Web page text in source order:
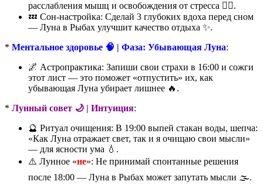
расслабления мышц и освобождения от стресса 🏊‍♂️.
💤 Сон-настройка: Сделай 3 глубоких вдоха перед сном
— Луна в Рыбах улучшит качество отдыха ✨.
* Ментальное здоровье 🧠 | Фаза: Убывающая Луна:
🌌 Астропрактика: Запиши свои страхи в 16:00 и сожги
этот лист — это поможет «отпустить» их, как
убывающая Луна убирает лишнее 🔥.
* Лунный совет 🌙 | Интуиция:
🔮 Ритуал очищения: В 19:00 выпей стакан воды, шепча:
«Как Луна отражает свет, так и я очищаю свои мысли»
— для ясности ума 💧.
⚠️ Лунное «не»: Не принимай спонтанные решения
после 18:00 — Луна в Рыбах может запутать мысли 🌫️.